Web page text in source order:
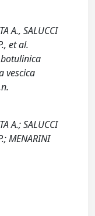
A., SALUCCI
et al.
vescica
A.; SALUCCI
MENARINI